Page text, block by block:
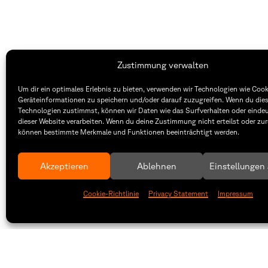
Zustimmung verwalten
Um dir ein optimales Erlebnis zu bieten, verwenden wir Technologien wie
Geräteinformationen zu speichern und/oder darauf zuzugreifen. Wenn du
Technologien zustimmst, können wir Daten wie das Surfverhalten oder
dieser Website verarbeiten. Wenn du deine Zustimmung nicht erteilst oder
können bestimmte Merkmale und Funktionen beeinträchtigt werden.
Akzeptieren Ablehnen Einstellungen
Cookie-Richtlinie Privacy Statement Impressum
THWS | Fakultät Gestaltung Würzburg
mail: dekanat.fg@thws.de
8:30 –
Raum: